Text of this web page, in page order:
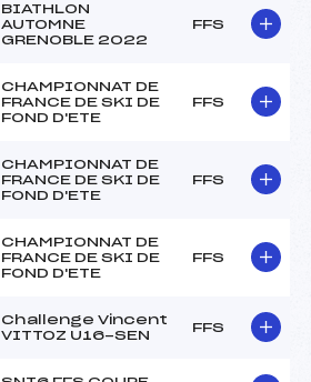
BIATHLON
AUTOMNE
GRENOBLE 2022
FFS
CHAMPIONNAT DE
FRANCE DE SKI DE
FOND D'ETE
FFS
CHAMPIONNAT DE
FRANCE DE SKI DE
FOND D'ETE
FFS
CHAMPIONNAT DE
FRANCE DE SKI DE
FOND D'ETE
FFS
Challenge Vincent
VITTOZ U16-SEN
FFS